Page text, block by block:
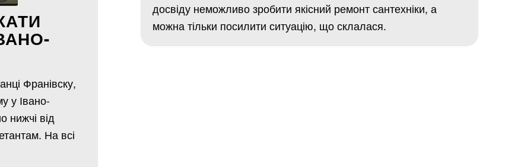
Франівску,
у Івано-
нижчі від
На всі
досвіду неможливо зробити якісний ремонт сантехніки, а
можна тільки посилити ситуацію, що склалася.